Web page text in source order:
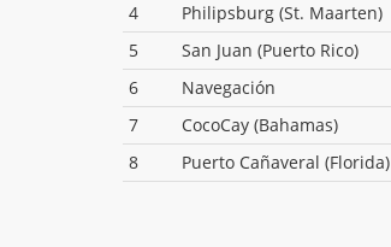
4
Philipsburg (St. Maarten)
5
San Juan (Puerto Rico)
6
Navegación
7
CocoCay (Bahamas)
8
Puerto Cañaveral (Florida)